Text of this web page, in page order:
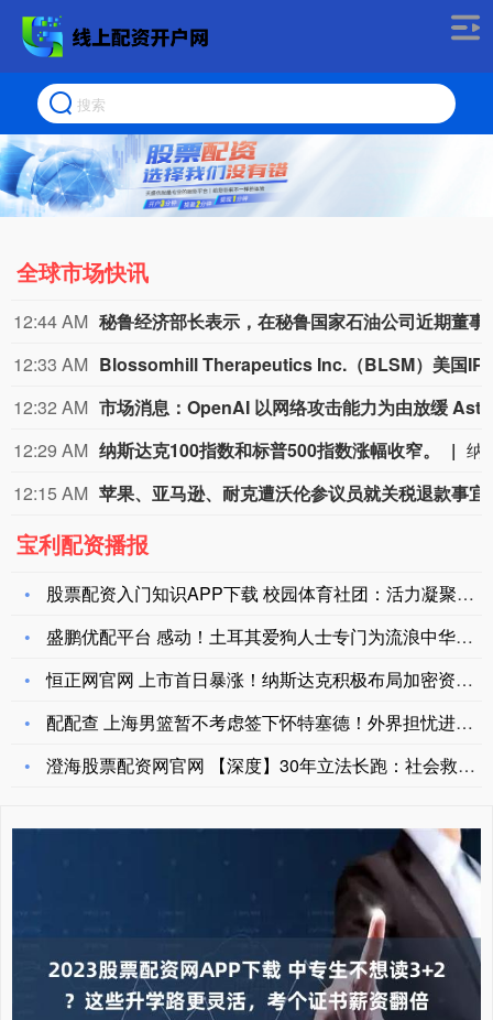
全球市场快讯
12:44 AM
12:33 AM
12:32 AM
12:29 AM 纳斯达克100指数和标普500指数涨幅收窄。
12:15 AM
宝利配资播报
股票配资入门知识APP下载 校园体育社团：活力凝聚青春，运动
盛鹏优配平台 感动！土耳其爱狗人士专门为流浪中华田园犬租房，
恒正网官网 上市首日暴涨！纳斯达克积极布局加密资产交易
配配查 上海男篮暂不考虑签下怀特塞德！外界担忧进攻防守表现有
澄海股票配资网官网 【深度】30年立法长跑：社会救助应予以何